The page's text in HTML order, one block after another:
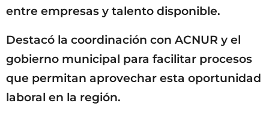
entre empresas y talento disponible.
Destacó la coordinación con ACNUR y el
gobierno municipal para facilitar procesos
que permitan aprovechar esta oportunidad
laboral en la región.